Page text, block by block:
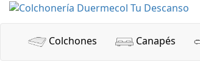
Colchones Canapés